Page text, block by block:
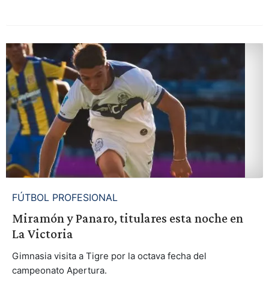
FÚTBOL PROFESIONAL
Miramón y Panaro, titulares esta noche en
La Victoria
Gimnasia visita a Tigre por la octava fecha del
campeonato Apertura.